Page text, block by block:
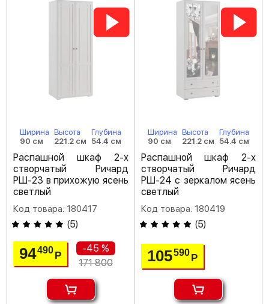
Ширина
90 см
Высота
221.2 см
Глубина
54.4 см
Распашной шкаф 2-х
створчатый Ричард
РШ-23 в прихожую ясень
светлый
Код товара: 180417
(5)
94490Р
-45 %
171 800
Ширина
90 см
Высота
221.2 см
Глубина
54.4 см
Распашной шкаф 2-х
створчатый Ричард
РШ-24 с зеркалом ясень
светлый
Код товара: 180419
(5)
105590 Р